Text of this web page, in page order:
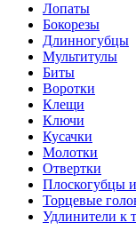
Лопаты
Бокорезы
Длинногубцы
Мультитулы
Биты
Воротки
Клещи
Ключи
Кусачки
Молотки
Отвертки
Плоскогубцы
Торцевые
Удлинители к